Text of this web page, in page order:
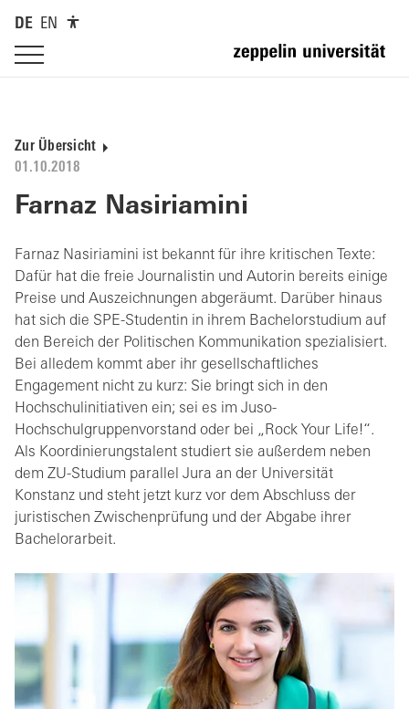
DE EN
01.10.2018
Zur Übersicht
Farnaz Nasiriamini
Farnaz Nasiriamini ist bekannt für ihre kritischen Texte:
Dafür hat die freie Journalistin und Autorin bereits einige
Preise und Auszeichnungen abgeräumt. Darüber hinaus
hat sich die SPE-Studentin in ihrem Bachelorstudium auf
den Bereich der Politischen Kommunikation spezialisiert.
Bei alledem kommt aber ihr gesellschaftliches
Engagement nicht zu kurz: Sie bringt sich in den
Hochschulinitiativen ein; sei es im Juso-
Hochschulgruppenvorstand oder bei „Rock Your Life!“.
Als Koordinierungstalent studiert sie außerdem neben
dem ZU-Studium parallel Jura an der Universität
Konstanz und steht jetzt kurz vor dem Abschluss der
juristischen Zwischenprüfung und der Abgabe ihrer
Bachelorarbeit.